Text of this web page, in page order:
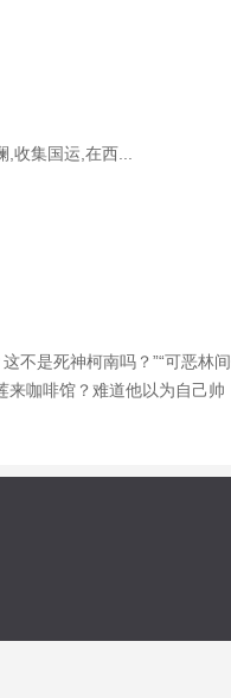
收集国运,在西...
不是死神柯南吗？”“可恶林
来咖啡馆？难道他以为自己帅